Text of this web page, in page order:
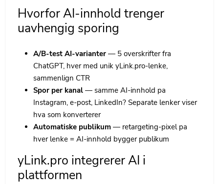
Hvorfor AI-innhold trenger
uavhengig sporing
A/B-test AI-varianter — 5 overskrifter fra
ChatGPT, hver med unik yLink.pro-lenke,
sammenlign CTR
Spor per kanal — samme AI-innhold pa
Instagram, e-post, LinkedIn? Separate lenker viser
hva som konverterer
Automatiske publikum — retargeting-pixel pa
hver lenke = AI-innhold bygger publikum
yLink.pro integrerer AI i
plattformen